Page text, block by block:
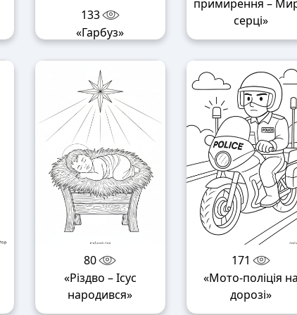
133
«Гарбуз»
примирення –
серці»
80
«Різдво – Ісус
народився»
171
«Мото-поліція на
дорозі»